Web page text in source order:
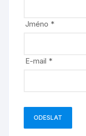
Jméno *
E-mail *